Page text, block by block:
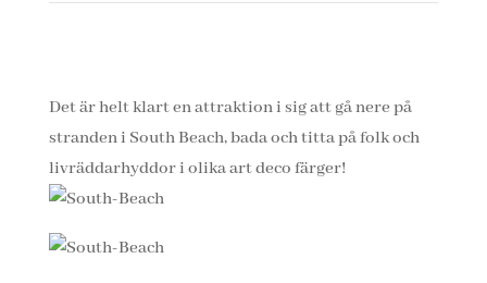
Det är helt klart en attraktion i sig att gå nere på
stranden i South Beach, bada och titta på folk och
livräddarhyddor i olika art deco färger!